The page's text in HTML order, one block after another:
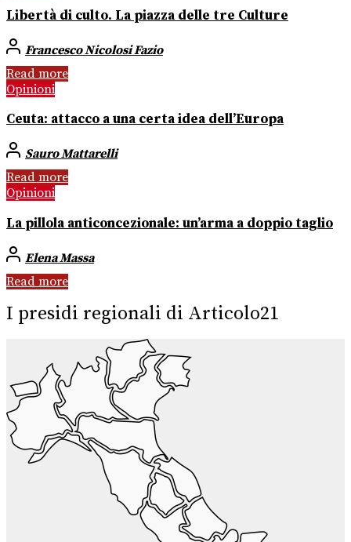
Libertà di culto. La piazza delle tre Culture
Francesco Nicolosi Fazio
Read more
Opinioni
Ceuta: attacco a una certa idea dell’Europa
Sauro Mattarelli
Read more
Opinioni
La pillola anticoncezionale: un’arma a doppio taglio
Elena Massa
Read more
I presidi regionali di Articolo21